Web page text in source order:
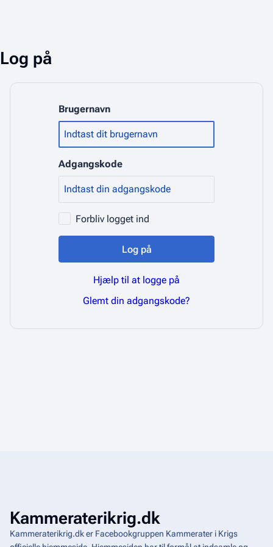
Log på
Brugernavn
Adgangskode
Forbliv logget ind
Log på
Hjælp til at logge på
Glemt din adgangskode?
Kammeraterikrig.dk
Kammeraterikrig.dk er Facebookgruppen Kammerater i Krigs